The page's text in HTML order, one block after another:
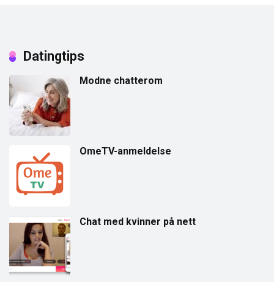
Datingtips
Modne chatterom
OmeTV-anmeldelse
Chat med kvinner på nett